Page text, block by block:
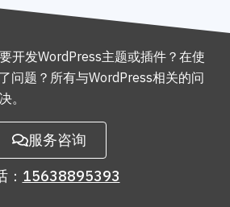
开发WordPress主题或插件？在使
问题？所有与WordPress相关的问
。
服务咨询
： 15638895393